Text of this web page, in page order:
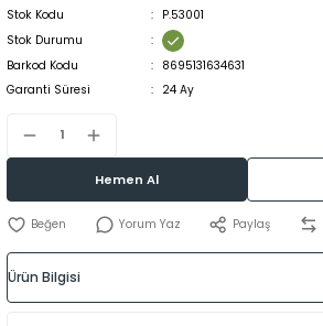
Stok Kodu
P.53001
Stok Durumu
Barkod Kodu
8695131634631
Garanti Süresi
24 Ay
Hemen Al
Yorum Yaz Paylaş
Ürün Bilgisi